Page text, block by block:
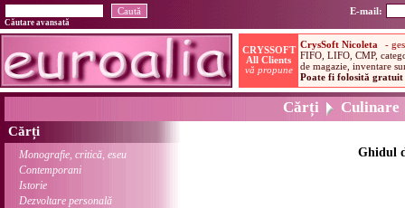
E-mail:
Căutare avansată
Cărți Culinare
Cărți
Monografie, critică, eseu
Contemporani
Istorie
Dezvoltare personală
Ghidul